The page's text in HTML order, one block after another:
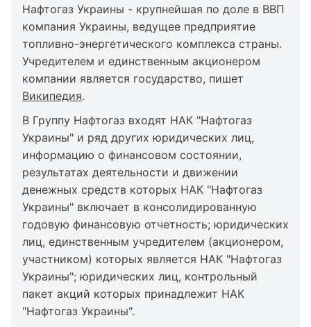
Нафтогаз Украины - крупнейшая по доле в ВВП
компания Украины, ведущее предприятие
топливно-энергетического комплекса страны.
Учредителем и единственным акционером
компании является государство, пишет
Википедия.
В Группу Нафтогаз входят НАК "Нафтогаз
Украины" и ряд других юридических лиц,
информацию о финансовом состоянии,
результатах деятельности и движении
денежных средств которых НАК "Нафтогаз
Украины" включает в консолидированную
годовую финансовую отчетность; юридических
лиц, единственным учредителем (акционером,
участником) которых является НАК "Нафтогаз
Украины"; юридических лиц, контрольный
пакет акций которых принадлежит НАК
"Нафтогаз Украины".